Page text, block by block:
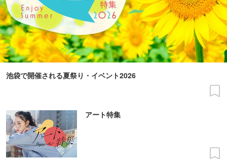
池袋で開催される夏祭り・イベント2026
アート特集